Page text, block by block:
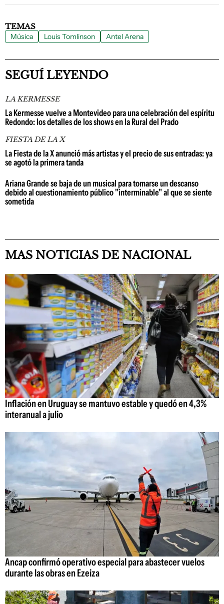
TEMAS
Música Louis Tomlinson Antel Arena
SEGUÍ LEYENDO
LA KERMESSE
La Kermesse vuelve a Montevideo para una celebración del espíritu
Redondo: los detalles de los shows en la Rural del Prado
FIESTA DE LA X
La Fiesta de la X anunció más artistas y el precio de sus entradas: ya
se agotó la primera tanda
Ariana Grande se baja de un musical para tomarse un descanso
debido al cuestionamiento público "interminable" al que se siente
sometida
MAS NOTICIAS DE NACIONAL
Inflación en Uruguay se mantuvo estable y quedó en 4,3%
interanual a julio
Ancap confirmó operativo especial para abastecer vuelos
durante las obras en Ezeiza